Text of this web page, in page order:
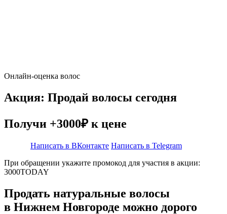
Онлайн-оценка волос
Акция: Продай волосы сегодня
Получи +3000₽ к цене
Написать в ВКонтакте Написать в Telegram
При обращении укажите промокод для участия в акции:
3000TODAY
Продать натуральные волосы
в Нижнем Новгороде можно дорого